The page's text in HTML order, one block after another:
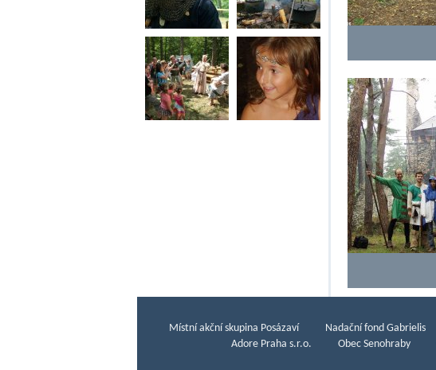
Místní akční skupina Posázaví
Nadační fond Gabrielis
Adore Praha s.r.o.
Obec Senohraby